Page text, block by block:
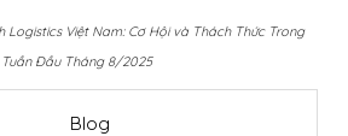
Logistics Việt Nam: Cơ Hội và Thách Thức Trong
Tuần Đầu Tháng 8/2025
Blog